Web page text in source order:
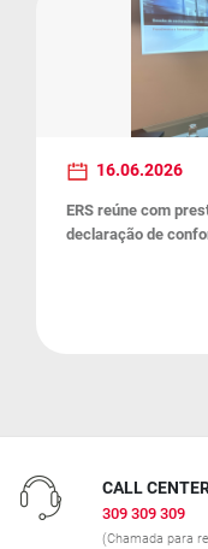
16.06.2026
ERS reúne com
declaração de
CALL
309 309 309
(Chamada para